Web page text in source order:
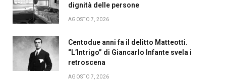
dignità delle persone
AGOSTO 7, 2026
Centodue anni fa il delitto Matteotti.
“L’Intrigo” di Giancarlo Infante svela i
retroscena
AGOSTO 7, 2026